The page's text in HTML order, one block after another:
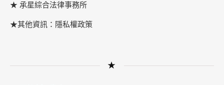
★ 承星綜合法律事務所
★其他資訊：隱私權政策
★